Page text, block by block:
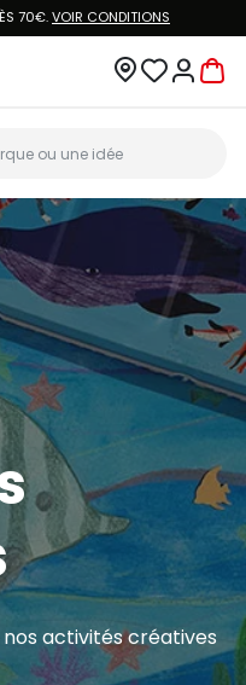
70€.VOIR CONDITIONS
activités créatives